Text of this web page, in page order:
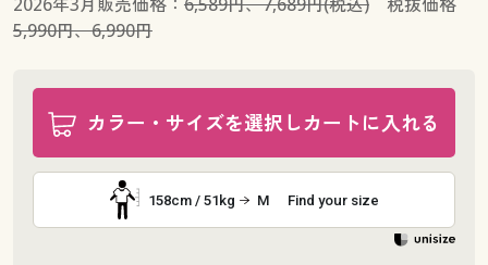
5,990円、6,990円
カラー・サイズを選択しカートに入れる
158cm / 51kg M Find your size